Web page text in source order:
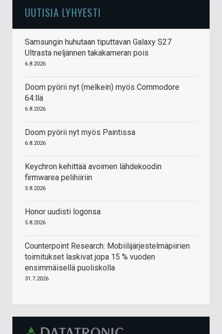
UUTISIA LYHYESTI
Samsungin huhutaan tiputtavan Galaxy S27
Ultrasta neljännen takakameran pois
6.8.2026
Doom pyörii nyt (melkein) myös Commodore
64:llä
6.8.2026
Doom pyörii nyt myös Paintissa
6.8.2026
Keychron kehittää avoimen lähdekoodin
firmwarea pelihiiriin
5.8.2026
Honor uudisti logonsa
5.8.2026
Counterpoint Research: Mobiilijärjestelmäpiirien
toimitukset laskivat jopa 15 % vuoden
ensimmäisellä puoliskolla
31.7.2026